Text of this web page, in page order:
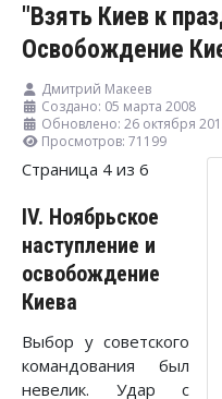
"Взять Киев к
Освобождение
Дмитрий Макеев
Создано: 05 марта 2008
Обновлено: 26 октября
Просмотров: 71199
Страница 4 из 6
IV. Ноябрьское
наступление и
освобождение
Киева
Выбор у советского
командования был
невелик. Удар с